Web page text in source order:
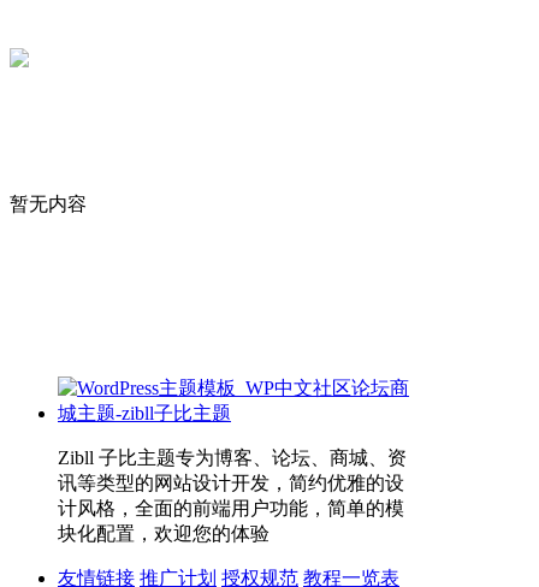
暂无内容
Zibll 子比主题专为博客、论坛、商城、资
讯等类型的网站设计开发，简约优雅的设
计风格，全面的前端用户功能，简单的模
块化配置，欢迎您的体验
友情链接 推广计划 授权规范 教程一览表